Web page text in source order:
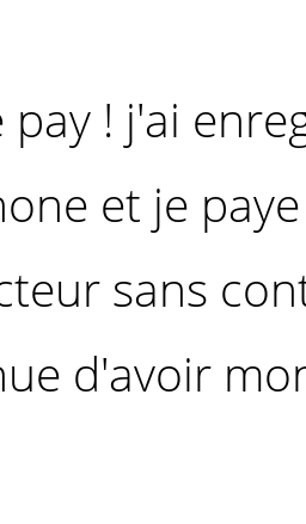
pay ! j'ai
et je
sans
d'avoir